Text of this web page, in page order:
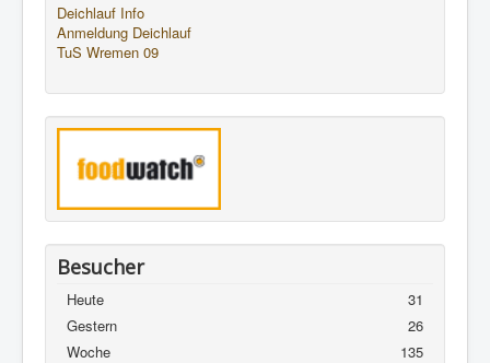
Deichlauf Info
Anmeldung Deichlauf
TuS Wremen 09
Besucher
Heute
31
Gestern
26
Woche
135